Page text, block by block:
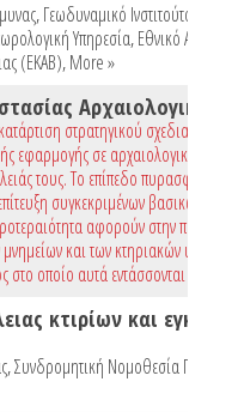
,Γεωδυναμικό Ινστιτούτο
Υπηρεσία,Εθνικό
(ΕΚΑΒ),More »
στρατηγικού σχεδιασμού
εφαρμογής σε αρχαιολογικούς
τους. Το επίπεδο πυρασφάλειας
συγκεκριμένων βασικών και
αφορούν στην
και των κτηριακών
οποίο αυτά εντάσσονται
,Συνδρομητική Νομοθεσία